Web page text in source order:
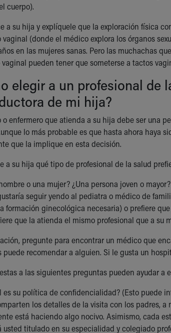
cuerpo).
a su hija y explíquele que la exploración física
vaginal (donde el médico explora los órganos
en las mujeres sanas. Pero las muchachas
pueden tener que someterse a tactos
elegir a un profesional de
de mi hija?
o enfermero que atienda a su hija debe ser una
lo más probable es que hasta ahora haya
que la implique en esta decisión.
a su hija qué tipo de profesional de la salud
o una mujer? ¿Una persona joven o mayor?
seguir yendo al pediatra o médico de
formación ginecológica necesaria) o prefiere
que la atienda el mismo profesional que a
pregunte para encontrar un médico que
puede recomendar a alguien. Si le gusta un
a las siguientes preguntas pueden ayudar a
es su política de confidencialidad? (Esto puede
los detalles de la visita con los padres,
está haciendo algo nocivo. Asimismo, cada
usted titulado en su especialidad y colegiado